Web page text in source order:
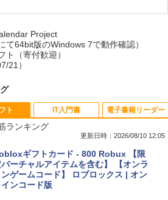
Project
て64bit版のWindows 7で動作確認）
ト（寄付歓迎）
21）
2026 MacBook Neo A18 Proチッ
搭載13インチノートブック：AIとAppl
のために設計、Liquid Ret
ディスプレイ、8GBユニファイドメモ
ト
ランキング
更新日時：2026/08/10 12:05
ギフトカード - 800 Robux 【限
バーチャルアイテムを含む】 【オンラ
ンゲームコード】 ロブロックス | オン
インコード版
IT入門書 電子書籍リーダー